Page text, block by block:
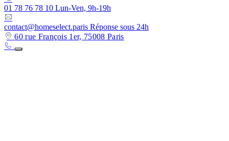
01 78 76 78 10 Lun-Ven, 9h-19h
contact@homeselect.paris Réponse sous 24h
60 rue François 1er, 75008 Paris